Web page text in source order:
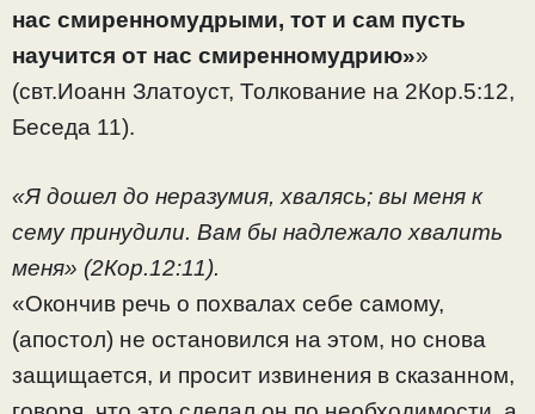
нас смиренномудрыми, тот и сам пусть
научится от нас смиренномудрию»»
(свт.Иоанн Златоуст, Толкование на 2Кор.5:12,
Беседа 11).
«Я дошел до неразумия, хвалясь; вы меня к
сему принудили. Вам бы надлежало хвалить
меня» (2Кор.12:11).
«Окончив речь о похвалах себе самому,
(апостол) не остановился на этом, но снова
защищается, и просит извинения в сказанном,